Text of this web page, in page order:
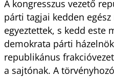
A kongresszus vezető
párti tagjai kedden
egyeztettek, s kedd este
demokrata párti
republikánus
a sajtónak. A